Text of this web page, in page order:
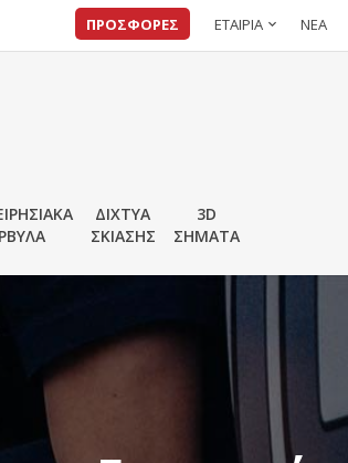
ΠΡΟΣΦΟΡΕΣ ΕΤΑΙΡΙΑ ΝΕΑ
ΔΙΧΤΥΑ
ΣΚΙΑΣΗΣ
3D
ΣΗΜΑΤΑ